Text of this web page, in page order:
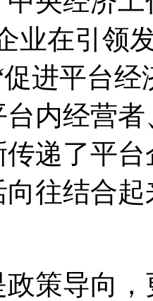
业在引领
促进平台
内经营
递了平
往结合
导向，